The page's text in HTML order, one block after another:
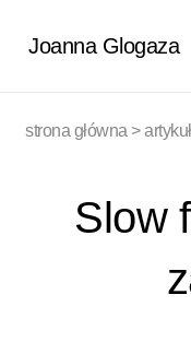
Joanna Glogaza
strona główna >
Slow